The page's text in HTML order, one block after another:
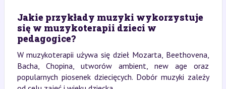
Jakie przykłady muzyki wykorzystuje
się w muzykoterapii dzieci w
pedagogice?
W muzykoterapii używa się dzieł Mozarta, Beethovena,
Bacha, Chopina, utworów ambient, new age oraz
popularnych piosenek dziecięcych. Dobór muzyki zależy